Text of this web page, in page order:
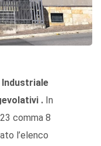
Industriale
. In
comma 8
l’elenco